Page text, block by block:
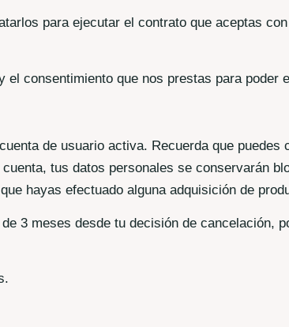
para ejecutar el contrato que aceptas
consentimiento que nos prestas para poder
de usuario activa. Recuerda que puedes
tus datos personales se conservarán
hayas efectuado alguna adquisición de
3 meses desde tu decisión de cancelación,